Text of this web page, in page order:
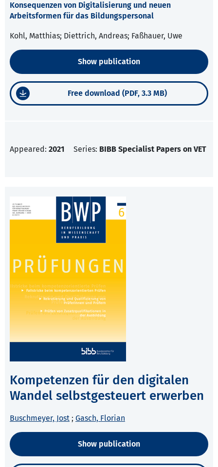
Konsequenzen von Digitalisierung und neuen
Arbeitsformen für das Bildungspersonal
Kohl, Matthias; Diettrich, Andreas; Faßhauer, Uwe
Show publication
Free download (PDF, 3.3 MB)
Appeared: 2021 Series: BIBB Specialist Papers on VET
Kompetenzen für den digitalen
Wandel selbstgesteuert erwerben
Buschmeyer, Jost ; Gasch, Florian
Show publication